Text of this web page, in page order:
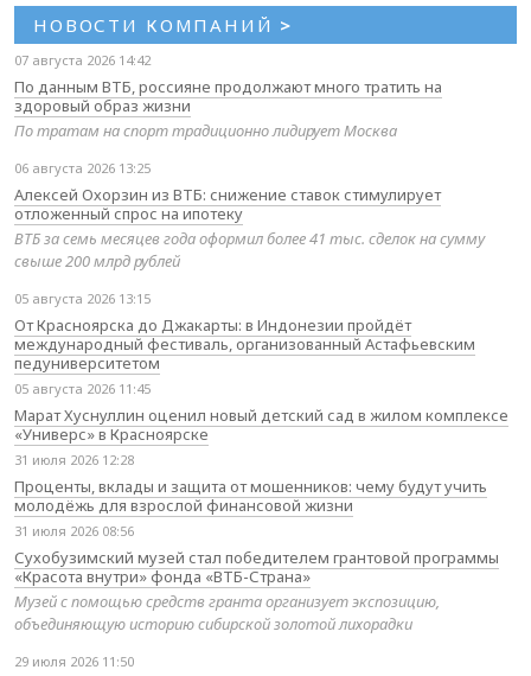
НОВОСТИ КОМПАНИЙ >
07 августа 2026 14:42
По данным ВТБ, россияне продолжают много тратить на
здоровый образ жизни
По тратам на спорт традиционно лидирует Москва
06 августа 2026 13:25
Алексей Охорзин из ВТБ: снижение ставок стимулирует
отложенный спрос на ипотеку
ВТБ за семь месяцев года оформил более 41 тыс. сделок на сумму
свыше 200 млрд рублей
05 августа 2026 13:15
От Красноярска до Джакарты: в Индонезии пройдёт
международный фестиваль, организованный Астафьевским
педуниверситетом
05 августа 2026 11:45
Марат Хуснуллин оценил новый детский сад в жилом комплексе
«Универс» в Красноярске
31 июля 2026 12:28
Проценты, вклады и защита от мошенников: чему будут учить
молодёжь для взрослой финансовой жизни
31 июля 2026 08:56
Сухобузимский музей стал победителем грантовой программы
«Красота внутри» фонда «ВТБ-Страна»
Музей с помощью средств гранта организует экспозицию,
объединяющую историю сибирской золотой лихорадки
29 июля 2026 11:50